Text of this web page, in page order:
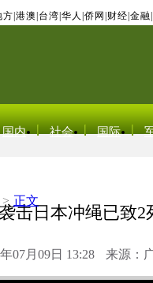
方 港澳 台湾 华人 侨网 财经 金融
国内 社会 国际
> 正文
击日本冲绳已致2
07月09日 13:28 来源：